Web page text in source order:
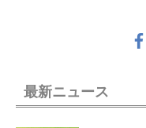
最新ニュース